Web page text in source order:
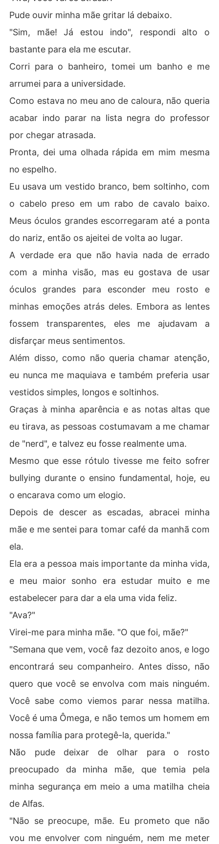
Pude ouvir minha mãe gritar lá debaixo.
"Sim, mãe! Já estou indo", respondi alto o
bastante para ela me escutar.
Corri para o banheiro, tomei um banho e me
arrumei para a universidade.
Como estava no meu ano de caloura, não queria
acabar indo parar na lista negra do professor
por chegar atrasada.
Pronta, dei uma olhada rápida em mim mesma
no espelho.
Eu usava um vestido branco, bem soltinho, com
o cabelo preso em um rabo de cavalo baixo.
Meus óculos grandes escorregaram até a ponta
do nariz, então os ajeitei de volta ao lugar.
A verdade era que não havia nada de errado
com a minha visão, mas eu gostava de usar
óculos grandes para esconder meu rosto e
minhas emoções atrás deles. Embora as lentes
fossem transparentes, eles me ajudavam a
disfarçar meus sentimentos.
Além disso, como não queria chamar atenção,
eu nunca me maquiava e também preferia usar
vestidos simples, longos e soltinhos.
Graças à minha aparência e as notas altas que
eu tirava, as pessoas costumavam a me chamar
de "nerd", e talvez eu fosse realmente uma.
Mesmo que esse rótulo tivesse me feito sofrer
bullying durante o ensino fundamental, hoje, eu
o encarava como um elogio.
Depois de descer as escadas, abracei minha
mãe e me sentei para tomar café da manhã com
ela.
Ela era a pessoa mais importante da minha vida,
e meu maior sonho era estudar muito e me
estabelecer para dar a ela uma vida feliz.
"Ava?"
Virei-me para minha mãe. "O que foi, mãe?"
"Semana que vem, você faz dezoito anos, e logo
encontrará seu companheiro. Antes disso, não
quero que você se envolva com mais ninguém.
Você sabe como viemos parar nessa matilha.
Você é uma Ômega, e não temos um homem em
nossa família para protegê-la, querida."
Não pude deixar de olhar para o rosto
preocupado da minha mãe, que temia pela
minha segurança em meio a uma matilha cheia
de Alfas.
"Não se preocupe, mãe. Eu prometo que não
vou me envolver com ninguém, nem me meter